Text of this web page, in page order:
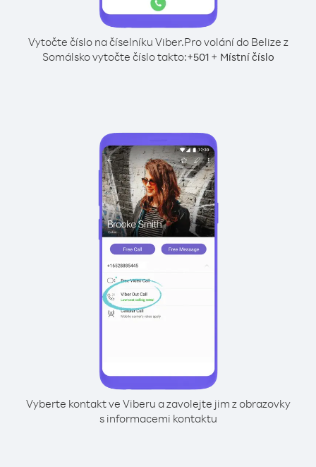
Vytočte číslo na číselníku Viber.Pro volání do Belize z
Somálsko vytočte číslo takto:+501+ Místní číslo
Vyberte kontakt ve Viberu a zavolejte jim z obrazovky
s informacemi kontaktu